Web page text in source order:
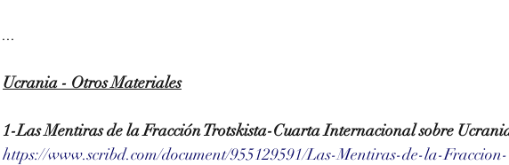
...
Ucrania - Otros Materiales
1-Las Mentiras de la Fracción Trotskista-Cuarta Internacional sobre
https://www.scribd.com/document/955129591/Las-Mentiras-de-la-